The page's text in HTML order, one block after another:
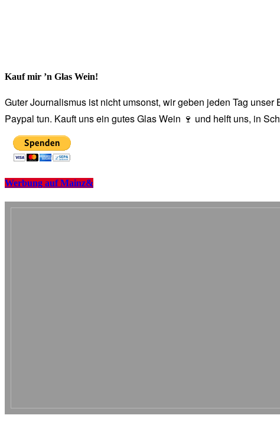
Kauf mir ’n Glas Wein!
Guter Journalismus ist nicht umsonst, wir geben jeden Tag
Paypal tun. Kauft uns ein gutes Glas Wein 🍷 und helft uns, in
Werbung auf Mainz&